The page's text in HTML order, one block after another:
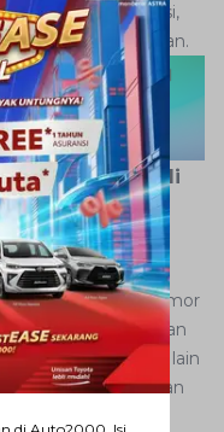
pelanggaran, lokasi,
akan ditampilkan.
Elektronik di
di Jakarta Pusat,
Anda
Surat Tanda Nomor
bukti pembayaran
dokumen lain
sah atas kendaraan